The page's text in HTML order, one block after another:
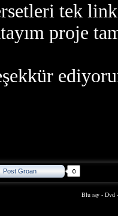
tek
proje
Post Groan
Blu ray - Dvd